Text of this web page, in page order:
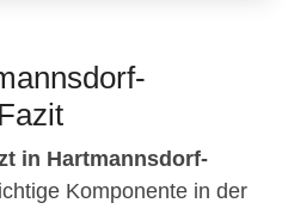
in Hartmannsdorf-
Komponente in der